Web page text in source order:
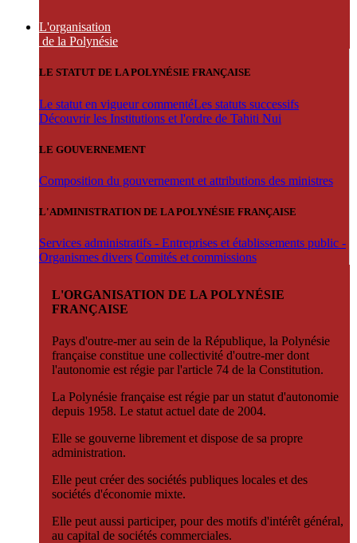
L'organisation
de la Polynésie
LE STATUT DE LA POLYNÉSIE FRANÇAISE
Le statut en vigueur commentéLes statuts successifs
Découvrir les Institutions et l'ordre de Tahiti Nui
LE GOUVERNEMENT
Composition du gouvernement et attributions des ministres
L'ADMINISTRATION DE LA POLYNÉSIE FRANÇAISE
Services administratifs - Entreprises et établissements public -
Organismes divers Comités et commissions
L'ORGANISATION DE LA POLYNÉSIE
FRANÇAISE
Pays d'outre-mer au sein de la République, la Polynésie
française constitue une collectivité d'outre-mer dont
l'autonomie est régie par l'article 74 de la Constitution.
La Polynésie française est régie par un statut d'autonomie
depuis 1958. Le statut actuel date de 2004.
Elle se gouverne librement et dispose de sa propre
administration.
Elle peut créer des sociétés publiques locales et des
sociétés d'économie mixte.
Elle peut aussi participer, pour des motifs d'intérêt général,
au capital de sociétés commerciales.